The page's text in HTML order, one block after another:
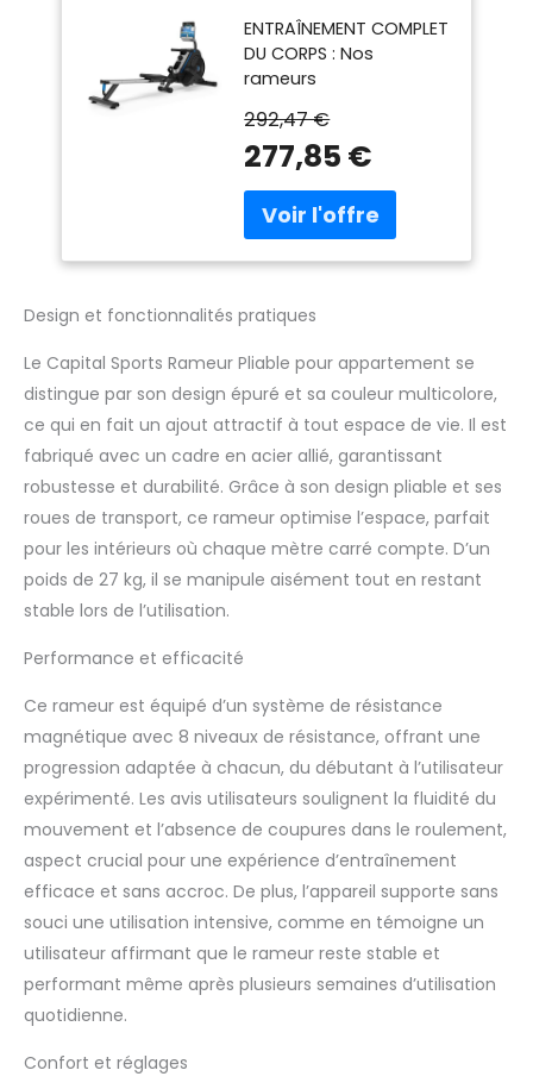
Rameurs
Magnétiques pour
Les Séances
d'Entraînement
Cardio-Training,
pour la Maison
avec 8 Niveaux de
Résistance, Ecran
LCD
ENTRAÎNEMENT COMPLET
DU CORPS : Nos
rameurs
une technique
d'entraînement
efficace et complète
qui ménage les
articulations. Pour une
une rivière et convient
pour le cardio-training.
SILENCIEUX POUR NE
DÉRANGER : Faites de
l'exercice tôt le matin
sans réveiller la famille.
Le rameur magnétique
est le type de rameur le
plus silencieux et offre
également une large
gamme de niveaux
avec moins d'entretien
peut supporter
pratiquement
n'importe quelle charge
et taille. Les sangles de
pieds réglables en
velcro offrent un
meilleur soutien, tout
comme le siège
rembourré en mousse.
FITNESS DE NIVEAU
SUPÉRIEUR AVEC
AFFICHAGE EN TEMPS
292,47 €
277,85 €
Design et fonctionnalités pratiques
Le Capital Sports Rameur Pliable pour appartement se
distingue par son design épuré et sa couleur multicolore,
ce qui en fait un ajout attractif à tout espace de vie. Il est
fabriqué avec un cadre en acier allié, garantissant
robustesse et durabilité. Grâce à son design pliable et ses
roues de transport, ce rameur optimise l’espace, parfait
pour les intérieurs où chaque mètre carré compte. D’un
poids de 27 kg, il se manipule aisément tout en restant
stable lors de l’utilisation.
Performance et efficacité
Ce rameur est équipé d’un système de résistance
magnétique avec 8 niveaux de résistance, offrant une
progression adaptée à chacun, du débutant à l’utilisateur
expérimenté. Les avis utilisateurs soulignent la fluidité du
mouvement et l’absence de coupures dans le roulement,
aspect crucial pour une expérience d’entraînement
efficace et sans accroc. De plus, l’appareil supporte sans
souci une utilisation intensive, comme en témoigne un
utilisateur affirmant que le rameur reste stable et
performant même après plusieurs semaines d’utilisation
quotidienne.
Confort et réglages